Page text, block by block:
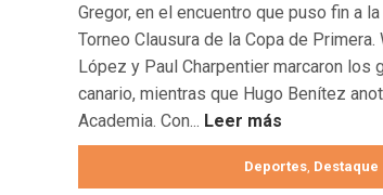
Gregor, en el encuentro que puso fin a
Torneo Clausura de la Copa de
López y Paul Charpentier marcaron los
canario, mientras que Hugo Benítez
Academia. Con... Leer más
Deportes Destaque